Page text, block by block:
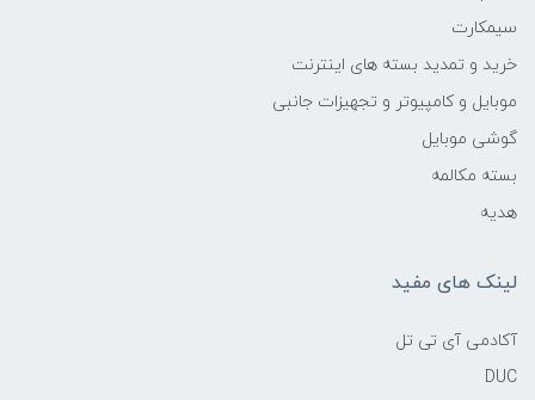
سیمکارت
خرید و تمدید بسته های اینترنت
موبایل و کامپیوتر و تجهیزات جانبی
گوشی موبایل
بسته مکالمه
هدیه
لینک های مفید
آکادمی آی تی تل
DUC